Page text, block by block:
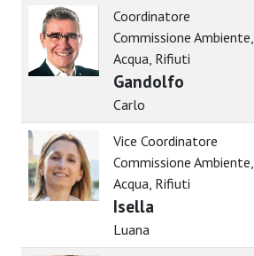
Coordinatore
Commissione Ambiente,
Acqua, Rifiuti
Gandolfo
Carlo
Vice Coordinatore
Commissione Ambiente,
Acqua, Rifiuti
Isella
Luana